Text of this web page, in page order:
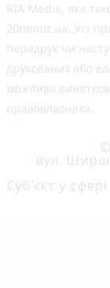
RIA Media, яка
20minut.ua. Усі
передрук чи
друкованих або
можлива
правовласника.
вул.
Cуб'єкт у